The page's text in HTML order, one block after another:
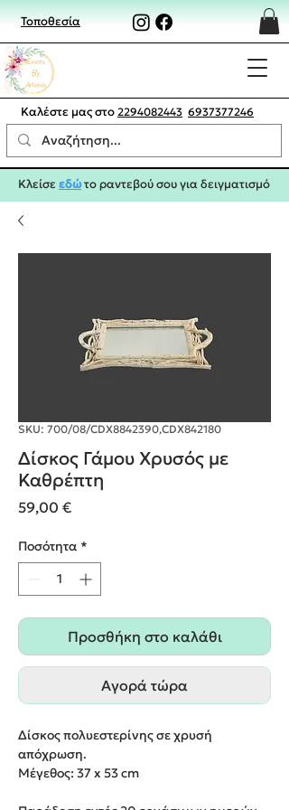
Τοποθεσία
Καλέστε μας στο 2294082443 6937377246
Κλείσεεδώτο ραντεβού σου για δειγματισμό
SKU: 700/08/CDX8842390,CDX842180
Δίσκος Γάμου Χρυσός με
Καθρέπτη
59,00 €Τιμή
Ποσότητα *
Προσθήκη στο καλάθι
Αγορά τώρα
Δίσκος πολυεστερίνης σε χρυσή
απόχρωση.
Μέγεθος: 37 x 53 cm